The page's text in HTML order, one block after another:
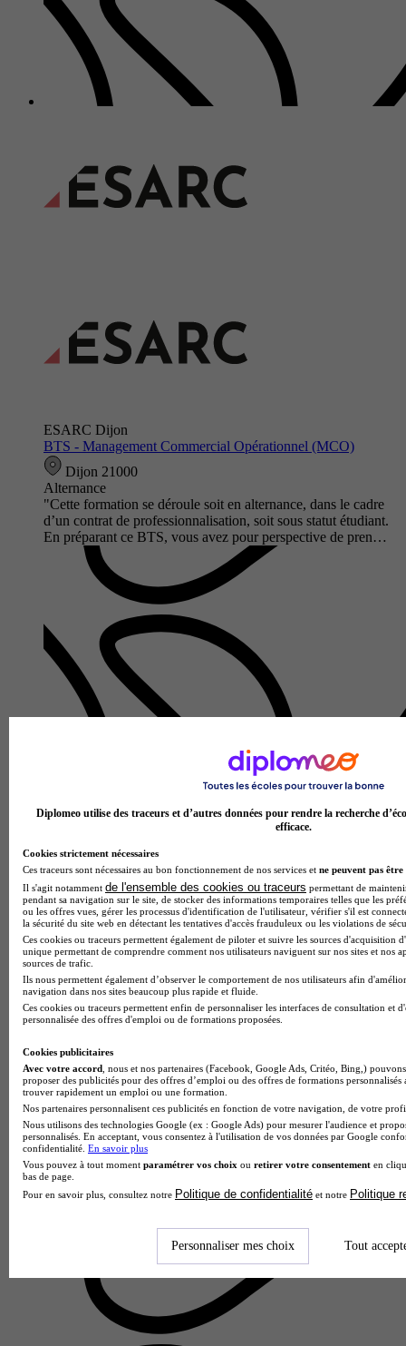
ESARC Dijon
BTS - Management Commercial Opérationnel (MCO)
Dijon 21000
Alternance
"Cette formation se déroule soit en alternance, dans le cadre
d’un contrat de professionnalisation, soit sous statut étudiant.
En préparant ce BTS, vous avez pour perspective de pren…
BTS - Management commercial opérationnel
Dijon 21000
Le BTS Management Commercial Opérationnel au Lycée
polyvalent Le Castel forme en 2 ans des responsables
opérationnels capables de piloter une activité commerciale
dans toute sa complexit…
Sup'Arcades
BTS - Commerce international
Dijon 21000
Le BTS Commerce International de Sup'Arcades forme des
maîtrise des techniques d…
Diplomeo utilise des traceurs et d’autres données pour rendre la recherche
efficace.
Cookies strictement nécessaires
Ces traceurs sont nécessaires au bon fonctionnement de nos services et ne peuvent pas être
Il s'agit notamment de l'ensemble des cookies ou traceurs permettant de
pendant sa navigation sur le site, de stocker des informations temporaires telles que les
ou les offres vues, gérer les processus d'identification de l'utilisateur, vérifier s'il est
la sécurité du site web en détectant les tentatives d'accès frauduleux ou les violations de
Ces cookies ou traceurs permettent également de piloter et suivre les sources d'acquisition
unique permettant de comprendre comment nos utilisateurs naviguent sur nos sites et nos
sources de trafic.
Ils nous permettent également d’observer le comportement de nos utilisateurs afin
navigation dans nos sites beaucoup plus rapide et fluide.
Ces cookies ou traceurs permettent enfin de personnaliser les interfaces de consultation et
personnalisée des offres d'emploi ou de formations proposées.
Cookies publicitaires
Avec votre accord , nous et nos partenaires (Facebook, Google Ads, Critéo, Bing,)
proposer des publicités pour des offres d’emploi ou des offres de formations
trouver rapidement un emploi ou une formation.
Nos partenaires personnalisent ces publicités en fonction de votre navigation, de votre
Nous utilisons des technologies Google (ex : Google Ads) pour mesurer l'audience et
personnalisés. En acceptant, vous consentez à l'utilisation de vos données par Google
confidentialité. En savoir plus
Vous pouvez à tout moment paramétrer vos choix ou retirer votre consentement en
bas de page.
Pour en savoir plus, consultez notre Politique de confidentialité et notre Politique
Personnaliser mes choix Tout